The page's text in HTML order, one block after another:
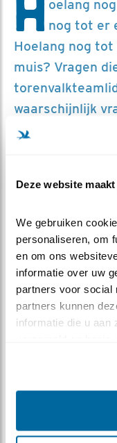
Deze website
We gebruiken
personaliseren, om
en om ons
informatie over uw
partners voor social
partners kunnen
informatie die u aan
H oelang
nog tot er
Hoelang nog
muis? Vragen
waarschijnlijk
af.
Links naar rechts:
De kuuks blijven
de dag drukker en
weken geleden
kuuks ook geregeld
Torenvalken